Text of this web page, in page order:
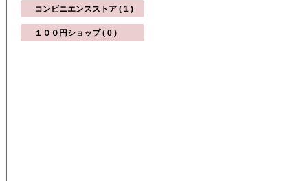
コンビニエンスストア ( 1 )
１００円ショップ ( 0 )